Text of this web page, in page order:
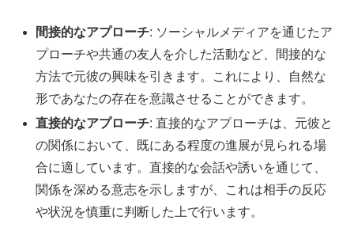
間接的なアプローチ: ソーシャルメディアを通じたア
プローチや共通の友人を介した活動など、間接的な
方法で元彼の興味を引きます。これにより、自然な
形であなたの存在を意識させることができます。
直接的なアプローチ: 直接的なアプローチは、元彼と
の関係において、既にある程度の進展が見られる場
合に適しています。直接的な会話や誘いを通じて、
関係を深める意志を示しますが、これは相手の反応
や状況を慎重に判断した上で行います。